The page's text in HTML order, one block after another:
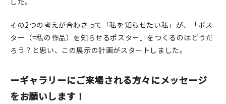
その2つの考えが合わさって「私を知らせたい私」が、「ポス
ター（=私の作品）を知らせるポスター」をつくるのはどうだ
ろう？と思い、この展示の計画がスタートしました。
ーギャラリーにご来場される方々にメッセージ
をお願いします！